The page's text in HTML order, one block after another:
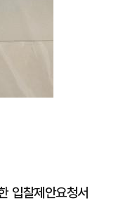
입찰제안요청서